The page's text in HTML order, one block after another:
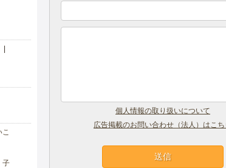
こ
子
個人情報の取り扱いについて
広告掲載のお問い合わせ（法人）はこち